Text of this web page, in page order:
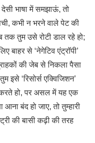
देसी भाषा में समझाऊं, तो
कभी न भरने वाले पेट की
तुम उसे रोटी डाल रहे हो;
बाहर से ‘नेगेटिव एंट्रॉपी’
की जेब से निकला पैसा
इसे ‘रिसोर्स एक्विजिशन’
हो, पर असल में यह एक
बंद हो जाए, तो तुम्हारी
की बासी कढ़ी की तरह